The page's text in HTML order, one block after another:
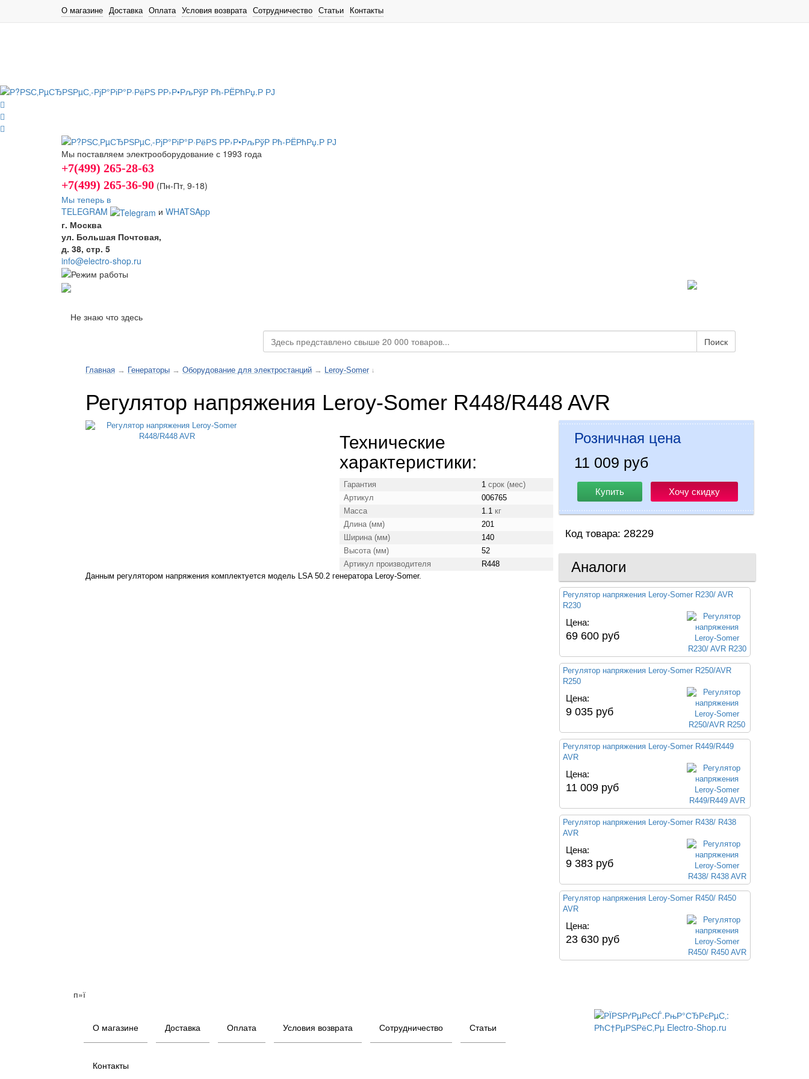
О магазине Доставка Оплата Условия возврата Сотрудничество Статьи Контакты
Мы поставляем электрооборудование с 1993 года
+7(499) 265-28-63
+7(499) 265-36-90 (Пн-Пт‚ 9-18)
Мы теперь в
TELEGRAM
и WHATSApp
г. Москва
ул. Большая Почтовая,
д. 38, стр. 5
info@electro-shop.ru
Не знаю что здесь
Поиск
Главная → Генераторы → Оборудование для электростанций → Leroy-Somer ↓
Регулятор напряжения Leroy-Somer R448/R448 AVR
Технические
характеристики:
Гарантия 1 срок (мес)
Артикул
006765
Масса
1.1 кг
Длина (мм)
201
Ширина (мм)
140
Высота (мм)
52
Артикул производителя
R448
Данным регулятором напряжения комплектуется модель LSA 50.2 генератора Leroy-Somer.
Розничная цена
11 009 руб
Купить Хочу скидку
Код товара: 28229
Аналоги
Регулятор напряжения Leroy-Somer R230/ AVR
R230
Цена:
69 600 руб
Регулятор напряжения Leroy-Somer R250/AVR
R250
Цена:
9 035 руб
Регулятор напряжения Leroy-Somer R449/R449
AVR
Цена:
11 009 руб
Регулятор напряжения Leroy-Somer R438/ R438
AVR
Цена:
9 383 руб
Регулятор напряжения Leroy-Somer R450/ R450
AVR
Цена:
23 630 руб
п»ї
О магазине Доставка Оплата Условия возврата Сотрудничество Статьи
Контакты